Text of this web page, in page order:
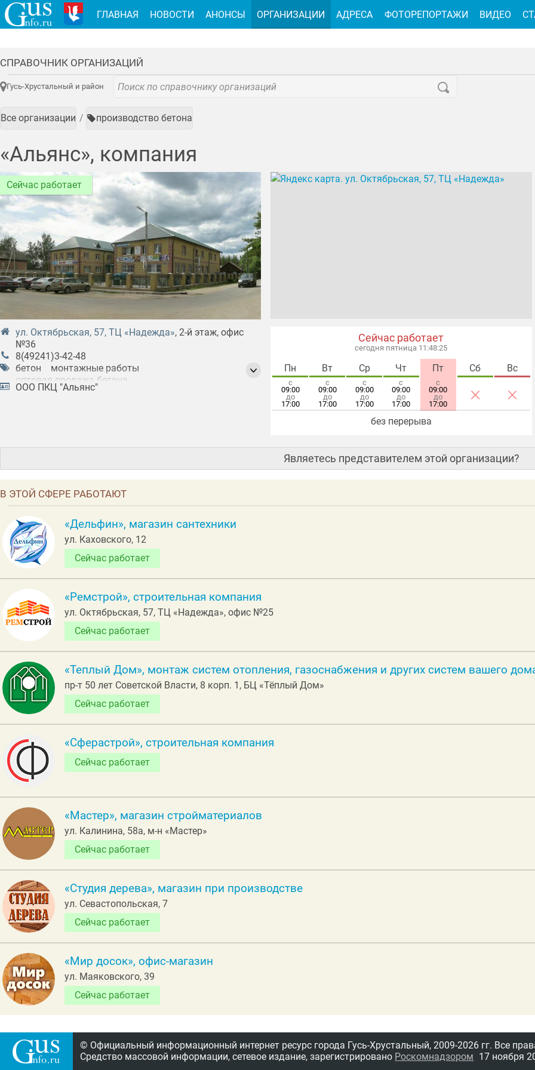
СПРАВОЧНИК ОРГАНИЗАЦИЙ
Гусь-Хрустальный и район
Все организации производство бетона
«Альянс», компания
Сейчас работает
ул. Октябрьская, 57, ТЦ «Надежда», 2-й этаж, офис
№36
8(49241)3-42-48
бетон
монтажные работы
оптовая продажа бетона
оптовая продажа строительных материалов
ООО ПКЦ "Альянс"
Сейчас работает
сегодня пятница 11:48:26
Пн
с
09:00
до
17:00
Вт
с
09:00
до
17:00
Ср
с
09:00
до
17:00
Чт
с
09:00
до
17:00
Пт
с
09:00
до
17:00
Сб
×
Вс
×
без перерыва
Являетесь представителем этой организации?
В ЭТОЙ СФЕРЕ РАБОТАЮТ
«Дельфин», магазин сантехники
ул. Каховского, 12
Сейчас работает
«Ремстрой», строительная компания
ул. Октябрьская, 57, ТЦ «Надежда», офис №25
Сейчас работает
«Теплый Дом», монтаж систем отопления, газоснабжения и других систем вашего
пр-т 50 лет Советской Власти, 8 корп. 1, БЦ «Тёплый Дом»
Сейчас работает
«Сферастрой», строительная компания
Сейчас работает
«Мастер», магазин стройматериалов
ул. Калинина, 58а, м-н «Мастер»
Сейчас работает
«Студия дерева», магазин при производстве
ул. Севастопольская, 7
Сейчас работает
«Мир досок», офис-магазин
ул. Маяковского, 39
Сейчас работает
ГЛАВНАЯ НОВОСТИ АНОНСЫ ОРГАНИЗАЦИИ АДРЕСА ФОТОРЕПОРТАЖИ ВИДЕО
© Официальный информационный интернет ресурс города Гусь-Хрустальный, 2009-2026 гг. Все
Средство массовой информации, сетевое издание, зарегистрировано Роскомнадзором 17 ноября